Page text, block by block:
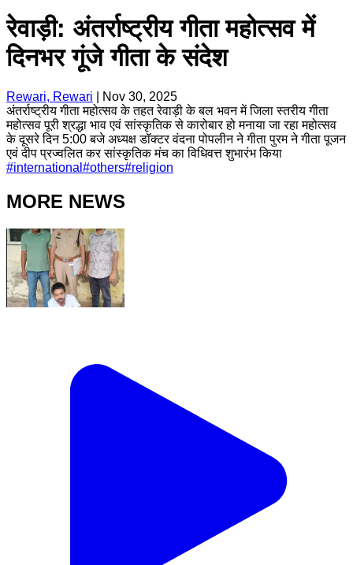
रेवाड़ी: अंतर्राष्ट्रीय गीता महोत्सव में
दिनभर गूंजे गीता के संदेश
Rewari, Rewari
Nov 30, 2025
अंतर्राष्ट्रीय गीता महोत्सव के तहत रेवाड़ी के बल भवन में जिला स्तरीय गीता
महोत्सव पूरी श्रद्धा भाव एवं सांस्कृतिक से कारोबार हो मनाया जा रहा महोत्सव
के दूसरे दिन 5:00 बजे अध्यक्ष डॉक्टर वंदना पोपलीन ने गीता पुरम ने गीता पूजन
एवं दीप प्रज्वलित कर सांस्कृतिक मंच का विधिवत्त शुभारंभ किया
#international #others#religion
MORE NEWS